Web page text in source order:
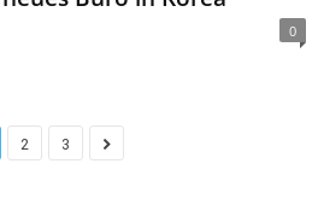
0
2 3